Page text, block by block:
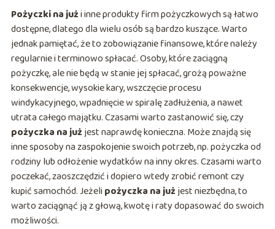
Pożyczki na jużi inne produkty firm pożyczkowych są łatwo
dostępne, dlatego dla wielu osób są bardzo kuszące. Warto
jednak pamiętać, że to zobowiązanie finansowe, które należy
regularnie i terminowo spłacać. Osoby, które zaciągną
pożyczkę, ale nie będą w stanie jej spłacać, grożą poważne
konsekwencje, wysokie kary, wszczęcie procesu
windykacyjnego, wpadnięcie w spiralę zadłużenia, a nawet
utrata całego majątku. Czasami warto zastanowić się, czy
pożyczka na już jest naprawdę konieczna. Może znajdą się
inne sposoby na zaspokojenie swoich potrzeb, np. pożyczka od
rodziny lub odłożenie wydatków na inny okres. Czasami warto
poczekać, zaoszczędzić i dopiero wtedy zrobić remont czy
kupić samochód. Jeżeli pożyczka na już jest niezbędna, to
warto zaciągnąć ją z głową, kwotę i raty dopasować do swoich
możliwości.